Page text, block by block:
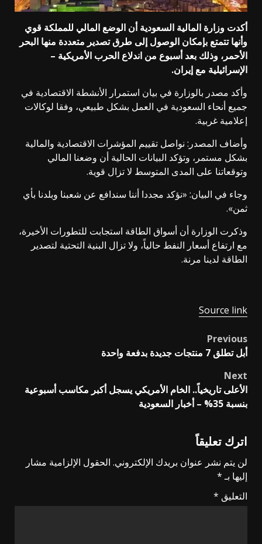
أكدت وزارة المالية السعودية أن الوضع المالي للمملكة قوي
وأنها تتمتع بإمكان الوصول إلى طرق تصدير متعددة منها البحر
الأحمر، وذلك بعد أسبوع من اندلاع الحرب الأمريكية –
الإسرائيلية مع إيران.
وأكد مصدر بالوزارة في بيان استمرار الأنشطة الاقتصادية في
جميع أنحاء السعودية في العمل بشكل طبيعي، وفقا لوكالات
إعلامية غربية.
وأضاف المصدر: نواصل تقييم المؤشرات الاقتصادية والمالية
بشكل مستمر، وتؤكد البيانات الحالية أن وضعنا المالي
وتوقعاتنا على المدى المتوسط لا تزال قوية.
وجاء في البيان: «نؤكد مجددا أننا سندافع عن شعبنا وبلدنا بأي
ثمن».
وذكرت الوزارة أن أسواق الطاقة استجابت للتطورات الأخيرة،
مع ارتفاع أسعار النفط حالياً، ولا تزال البنية التحتية لتصدير
الطاقة لدينا مرنة.
Source link
Post
navigation
Previous
أبل تطلق 7 منتجات جديدة بدفعة واحدة
Next
الأعلى تاريخياً.. الخام الأمريكي يسجل أكبر مكاسب أسبوعية
بنسبة 35% – أخبار السعودية
اترك تعليقاً
لن يتم نشر عنوان بريدك الإلكتروني. الحقول الإلزامية مشار
إليها بـ*
التعليق *